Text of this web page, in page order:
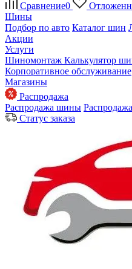
Сравнение0
Шины
Подбор по авто Каталог шин
Акции
Услуги
Шиномонтаж Калькулятор
Корпоративное обслуживание
Магазины
Распродажа
Распродажа шины
Статус заказа